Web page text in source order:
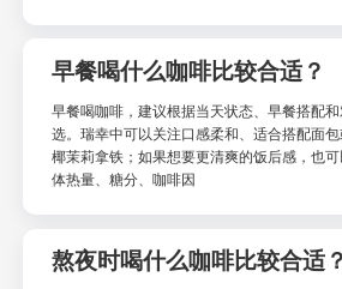
早餐喝什么咖啡比较合适？
早餐喝咖啡，建议根据当天状态、早餐搭配
选。瑞幸中可以关注口感柔和、适合搭配面
椰茉莉拿铁；如果想要更清爽的饭后感，也
体热量、糖分、咖啡因
熬夜时喝什么咖啡比较合适？